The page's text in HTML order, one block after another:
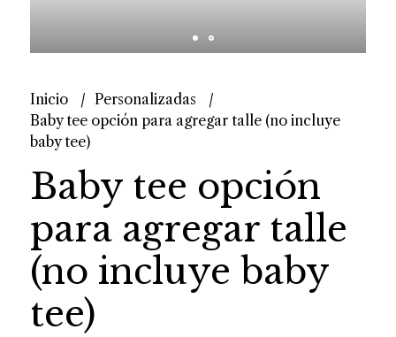
Inicio
Personalizadas
Baby tee opción para agregar talle (no incluye
baby tee)
Baby tee opción
para agregar talle
(no incluye baby
tee)